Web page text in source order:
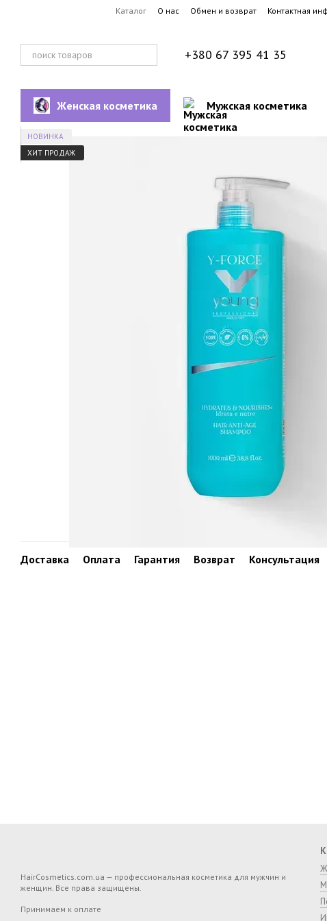
Перейти к основному контенту
Каталог О нас Обмен и возврат Контактная
+380 67 395 41 35
Женская косметика Мужская косметика
НОВИНКА
ХИТ ПРОДАЖ
Доставка Оплата Гарантия Возврат Консультация
HairCosmetics.com.ua — профессиональная косметика для мужчин и
женщин. Все права защищены.
Принимаем к оплате